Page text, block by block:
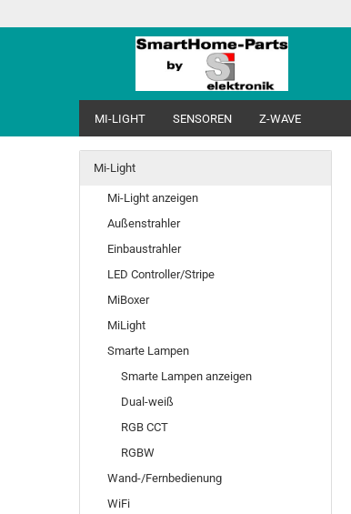
MI-LIGHT SENSOREN Z-WAVE
Mi-Light
Mi-Light anzeigen
Außenstrahler
Einbaustrahler
LED Controller/Stripe
MiBoxer
MiLight
Smarte Lampen
Smarte Lampen anzeigen
Dual-weiß
RGB CCT
RGBW
Wand-/Fernbedienung
WiFi